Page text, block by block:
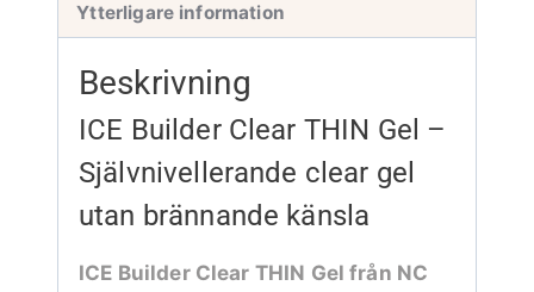
Ytterligare information
Beskrivning
ICE Builder Clear THIN Gel –
Självnivellerande clear gel
utan brännande känsla
ICE Builder Clear THIN Gel från NC